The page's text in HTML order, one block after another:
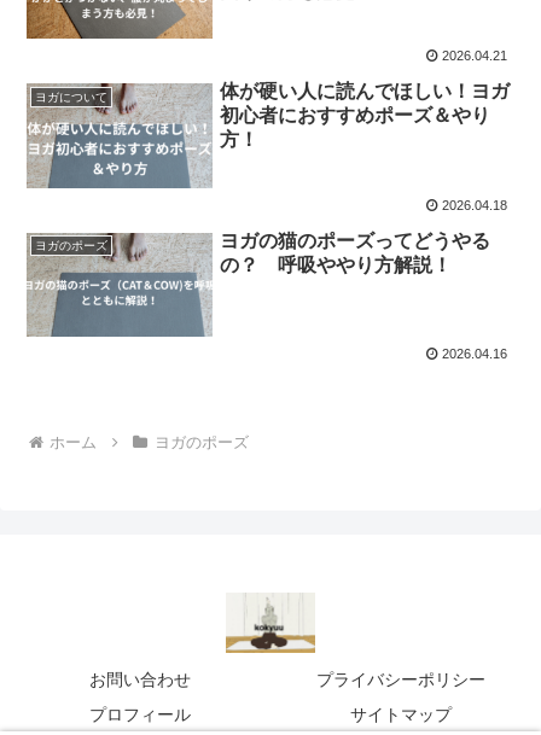
2026.04.21
ヨガについて
体が硬い人に読んでほしい！ヨガ
初心者におすすめポーズ＆やり
方！
2026.04.18
ヨガのポーズ
ヨガの猫のポーズってどうやる
の？ 呼吸ややり方解説！
2026.04.16
ホーム ヨガのポーズ
お問い合わせ
プライバシーポリシー
プロフィール
サイトマップ